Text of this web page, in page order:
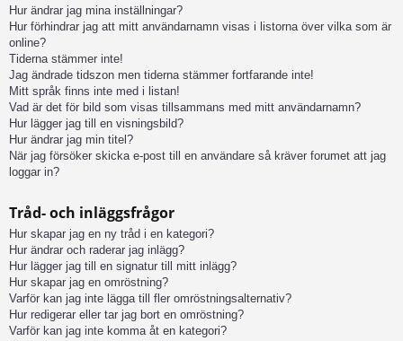
Hur ändrar jag mina inställningar?
Hur förhindrar jag att mitt användarnamn visas i listorna över vilka som är
online?
Tiderna stämmer inte!
Jag ändrade tidszon men tiderna stämmer fortfarande inte!
Mitt språk finns inte med i listan!
Vad är det för bild som visas tillsammans med mitt användarnamn?
Hur lägger jag till en visningsbild?
Hur ändrar jag min titel?
När jag försöker skicka e-post till en användare så kräver forumet att jag
loggar in?
Tråd- och inläggsfrågor
Hur skapar jag en ny tråd i en kategori?
Hur ändrar och raderar jag inlägg?
Hur lägger jag till en signatur till mitt inlägg?
Hur skapar jag en omröstning?
Varför kan jag inte lägga till fler omröstningsalternativ?
Hur redigerar eller tar jag bort en omröstning?
Varför kan jag inte komma åt en kategori?